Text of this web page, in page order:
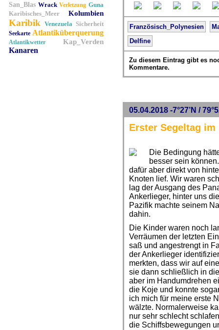
San_Blas Wrack Verletzung Guna
Karibisches_Meer
Kolumbien
Karibik Venezuela Sicherheit
Seekarte Atlantiküberquerung
Atlantikwetter Kap_Verden
Kanaren
Französisch_Polynesien
Delfine
Zu diesem Eintrag gibt es
Kommentare.
05.04.2018 -7°27’N /
Erster Segeltag im
Die Bedingung
besser sein
dafür aber direkt von
Knoten lief. Wir waren
lag der Ausgang des
Ankerlieger, hinter uns
Pazifik machte seinem
dahin.
Die Kinder waren noch
Verräumen der letzten
saß und angestrengt in
der Ankerlieger
merkten, dass wir auf
sie dann schließlich in
aber im Handumdrehen
die Koje und konnte
ich mich für meine erste
wälzte. Normalerweise
nur sehr schlecht
die Schiffsbewegungen